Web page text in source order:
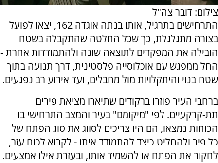
צילום: דובר צה"ל
התרחישים בתרגיל, אותו בנתה אוגדה 162, יצאו לפועל
בצורה מתגלגלת, כך שכל החלטה שהתקבלה בשטח
הובילה את המפקדים לתוצאה שונה ולהתמודדות אחרת -
החל ממפגש עם אוכלוסייה פלסטינית, דרך תנועה בתוך
שטח בנוי והיתקלויות מול מחבלים, ועד אירוע רב נפגעים.
ברחבי העיר פוזרו ברקודים שתיארו מציאת פירים
תת-קרקעיים. לפי "מיקומם" בעיר והמצב התרחישי בו
הכוחות נמצאו, הם היו צריכים לסווג את סוג הפתח של
כל פיר ולהחליט כיצד להתמודד איתו - לקרוא לכוח עזר,
לחקור את הפתח או להשמיד אותו, ובעזרת אילו אמצעים.